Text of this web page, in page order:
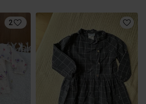
2